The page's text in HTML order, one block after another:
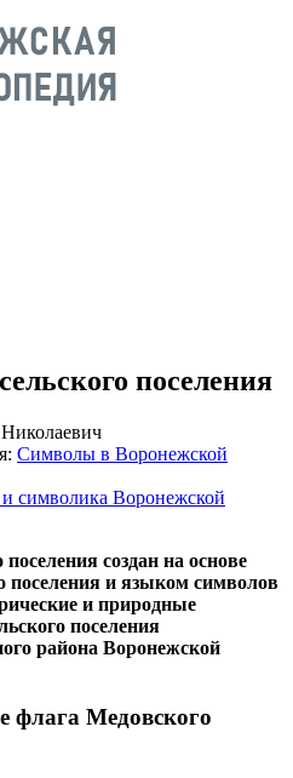
поселения
Символы в Воронежской
и символика Воронежской
создан на основе
поселения и языком символов
и природные
поселения
района Воронежской
флага Медовского